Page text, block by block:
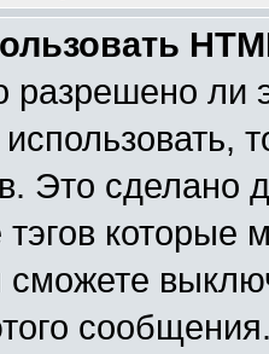
разрешено
Это сделано
тэгов